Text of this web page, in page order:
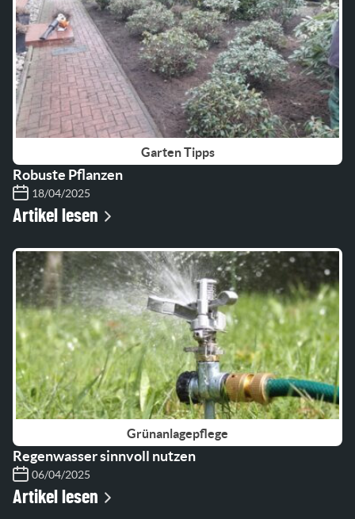
Garten Tipps
Robuste Pflanzen
18/04/2025
Artikel lesen
Grünanlagepflege
Regenwasser sinnvoll nutzen
06/04/2025
Artikel lesen